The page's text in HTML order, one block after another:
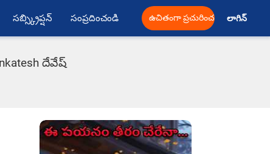
సబ్స్క్రిప్షన్ సంప్రదించండి ఉచితంగా ప్రచురించండి లాగిన్
దేవేష్